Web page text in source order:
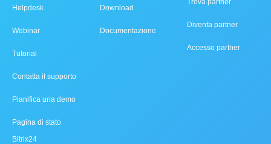
Helpdesk
Webinar
Tutorial
Contatta il supporto
Pianifica una demo
Pagina di stato
Bitrix24
Download
Documentazione
Trova partner
Diventa partner
Accesso partner